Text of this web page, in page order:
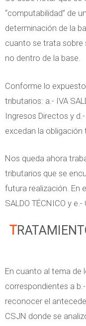
“computabilidad” de
determinación de la
cuanto se trata sobre
no dentro de la base.
Conforme lo
tributarios: a.- IVA
Ingresos Directos y
excedan la obligación
Nos queda ahora
tributarios que se
futura realización. En
SALDO TÉCNICO y e.-
TRATAMIENTO DEL SALDO TÉCNICO
En cuanto al tema de
correspondientes a b.-
reconocer el
CSJN donde se